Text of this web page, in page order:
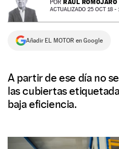
NEWSLETTER
SÍGUENOS
POR RAÚL ROMOJARO
ACTUALIZADO 25 OCT 18 -
Añadir EL MOTOR en Google
A partir de ese día no
las cubiertas
baja eficiencia.